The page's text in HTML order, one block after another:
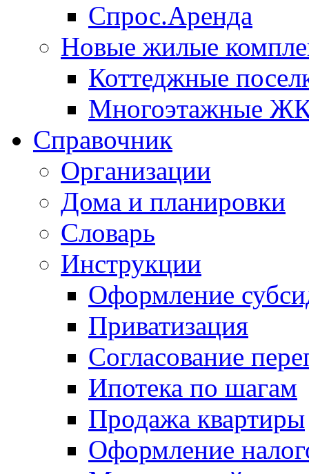
Спрос.Аренда
Новые жилые
Коттеджные
Многоэтажные
Справочник
Организации
Дома и планировки
Словарь
Инструкции
Оформление
Приватизация
Согласование
Ипотека по шагам
Продажа квартиры
Оформление